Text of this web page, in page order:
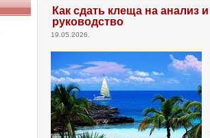
Как сдать клеща на анализ
руководство
19.05.2026.